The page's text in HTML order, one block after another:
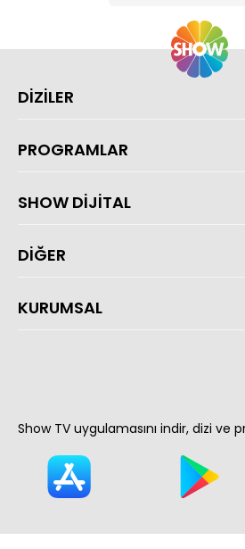
DİZİLER
PROGRAMLAR
SHOW DİJİTAL
DİĞER
KURUMSAL
Show TV uygulamasını indir, dizi ve